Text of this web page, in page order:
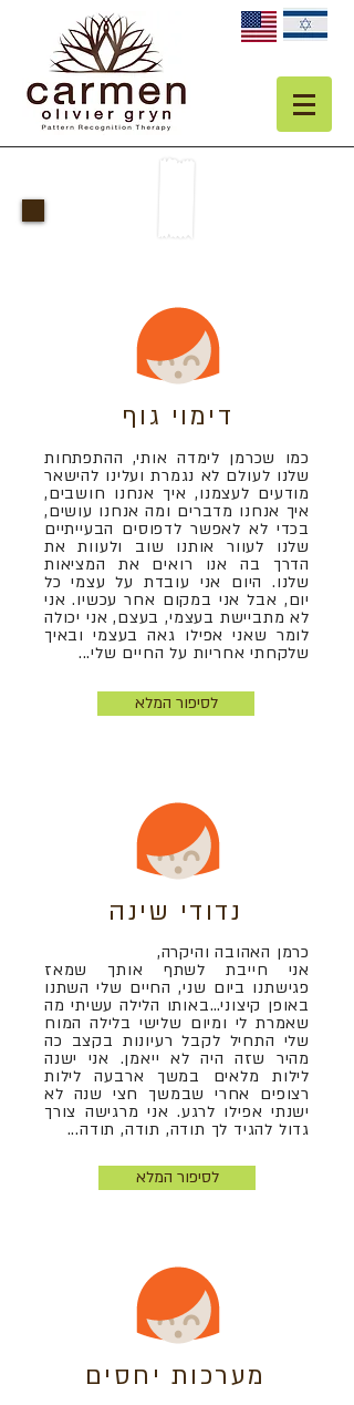
סיפורי הצלחה
דימוי גוף
כמו שכרמן לימדה אותי, ההתפתחות
שלנו לעולם לא נגמרת ועלינו להישאר
מודעים לעצמנו, איך אנחנו חושבים,
איך אנחנו מדברים ומה אנחנו עושים,
בכדי לא לאפשר לדפוסים הבעייתיים
שלנו לעוור אותנו שוב ולעוות את
הדרך בה אנו רואים את המציאות
שלנו. היום אני עובדת על עצמי כל
יום, אבל אני במקום אחר עכשיו. אני
לא מתביישת בעצמי, בעצם, אני יכולה
לומר שאני אפילו גאה בעצמי ובאיך
שלקחתי אחריות על החיים שלי...
לסיפור המלא
נדודי שינה
כרמן האהובה והיקרה,
אני חייבת לשתף אותך שמאז
פגישתנו ביום שני, החיים שלי השתנו
באופן קיצוני…באותו הלילה עשיתי מה
שאמרת לי ומיום שלישי בלילה המוח
שלי התחיל לקבל רעיונות בקצב כה
מהיר שזה היה לא ייאמן. אני ישנה
לילות מלאים במשך ארבעה לילות
רצופים אחרי שבמשך חצי שנה לא
ישנתי אפילו לרגע. אני מרגישה צורך
גדול להגיד לך תודה, תודה, תודה...
לסיפור המלא
מערכות יחסים